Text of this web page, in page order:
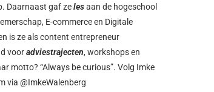
. Daarnaast gaf zelesaan de hogeschool
E-commerce en Digitale
is ze als content entrepreneur
vooradviestrajecten, workshops en
motto? “Always be curious”. Volg Imke
via @ImkeWalenberg